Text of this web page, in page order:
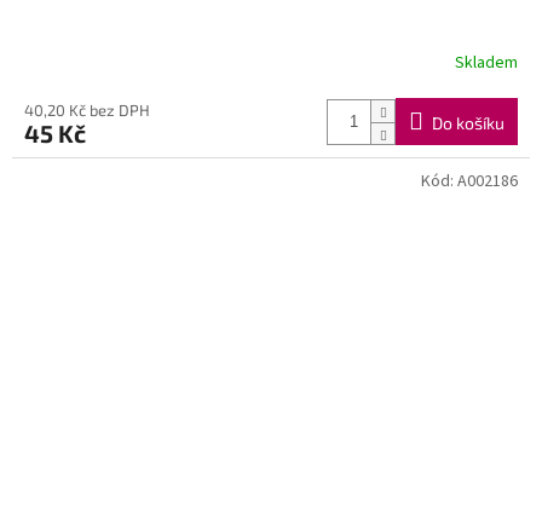
Skladem
40,20 Kč bez DPH
45 Kč Do košíku
Kód: A002186